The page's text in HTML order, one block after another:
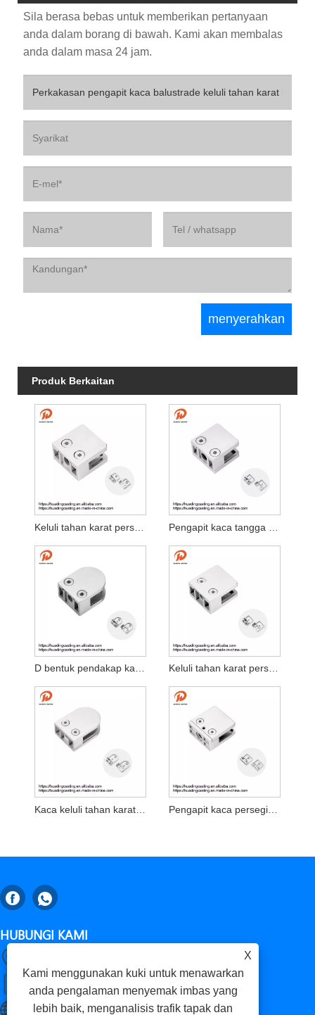
Sila berasa bebas untuk memberikan pertanyaan
anda dalam borang di bawah. Kami akan membalas
anda dalam masa 24 jam.
Produk Berkaitan
D bentuk pendakap kaca kaca tetap pengapit Keluli tahan karat persegi 316 304 pengapit kaca rata
HUBUNGI KAMI
+86-18653276696
luckxing@huadingcasting.com
X
Kami menggunakan kuki untuk menawarkan
anda pengalaman menyemak imbas yang
lebih baik, menganalisis trafik tapak dan